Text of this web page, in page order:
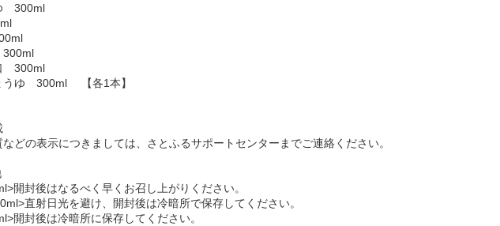
300ml
300ml
300ml
うゆ 300ml 【各1本】
どの表示につきましては、さとふるサポートセンターまでご連絡ください。
開封後はなるべく早くお召し上がりください。
直射日光を避け、開封後は冷暗所で保存してください。
開封後は冷暗所に保存してください。